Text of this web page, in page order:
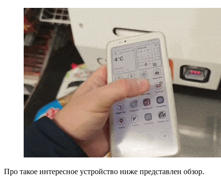
Про такое интересное устройство ниже представлен обзор.